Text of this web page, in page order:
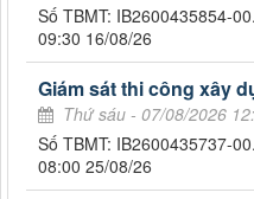
Số TBMT: IB2600435854-
09:30 16/08/26
Giám sát thi công xây
Thứ sáu - 07/08/2026
Số TBMT: IB2600435737-
08:00 25/08/26